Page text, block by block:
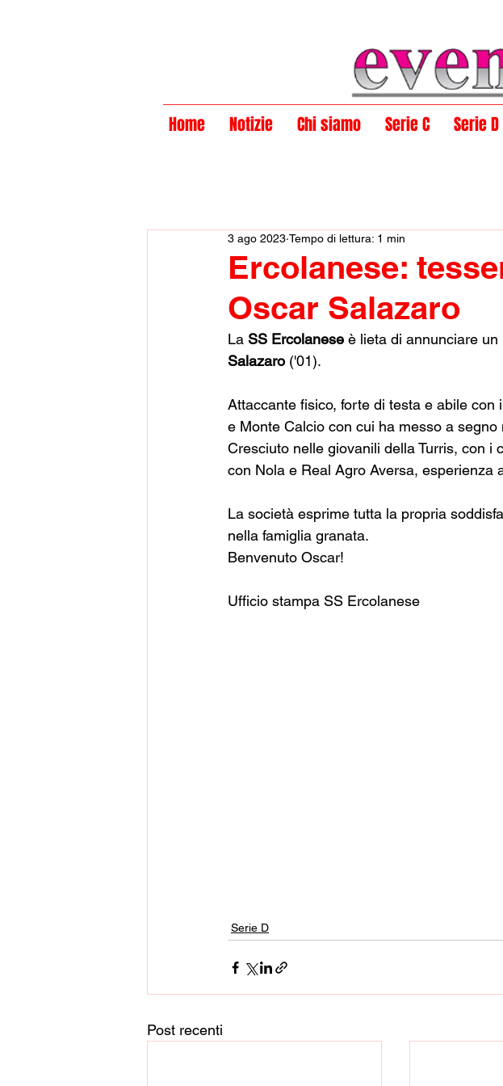
Home Notizie Chi siamo Serie C Serie D
Ercolanese:
Oscar Salazaro
3 ago 2023 Tempo di lettura: 1 min
La SS Ercolanese è lieta di annunciare
Salazaro ('01).
Attaccante fisico, forte di testa e abile
e Monte Calcio con cui ha messo a
Cresciuto nelle giovanili della Turris, con
con Nola e Real Agro Aversa, esperienza
La società esprime tutta la propria
nella famiglia granata.
Benvenuto Oscar!
Ufficio stampa SS Ercolanese
Serie D
Post recenti